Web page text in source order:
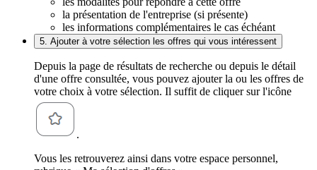
la présentation de l'entreprise (si présente)
les informations complémentaires le cas échéant
5. Ajouter à votre sélection les offres qui vous intéressent
Depuis la page de résultats de recherche ou depuis le détail
d'une offre consultée, vous pouvez ajouter la ou les offres de
votre choix à votre sélection. Il suffit de cliquer sur l'icône
.
Vous les retrouverez ainsi dans votre espace personnel,